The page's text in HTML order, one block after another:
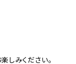
しみください。